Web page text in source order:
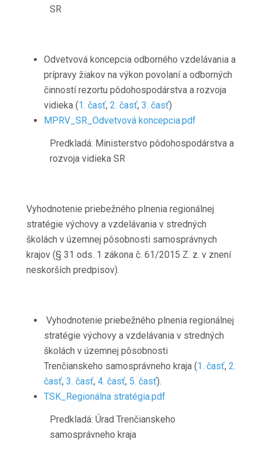
SR
Odvetvová koncepcia odborného vzdelávania a
prípravy žiakov na výkon povolaní a odborných
činností rezortu pôdohospodárstva a rozvoja
vidieka (1. časť, 2. časť, 3. časť)
MPRV_SR_Odvetvová koncepcia.pdf
Predkladá: Ministerstvo pôdohospodárstva a
rozvoja vidieka SR
Vyhodnotenie priebežného plnenia regionálnej
stratégie výchovy a vzdelávania v stredných
školách v územnej pôsobnosti samosprávnych
krajov (§ 31 ods. 1 zákona č. 61/2015 Z. z. v znení
neskorších predpisov).
Vyhodnotenie priebežného plnenia regionálnej
stratégie výchovy a vzdelávania v stredných
školách v územnej pôsobnosti
Trenčianskeho samosprávneho kraja (1. časť, 2.
časť, 3. časť, 4. časť, 5. časť).
TSK_Regionálna stratégia.pdf
Predkladá: Úrad Trenčianskeho
samosprávneho kraja